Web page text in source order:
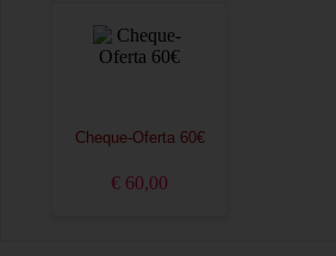
Cheque-Oferta 60€
€ 60,00